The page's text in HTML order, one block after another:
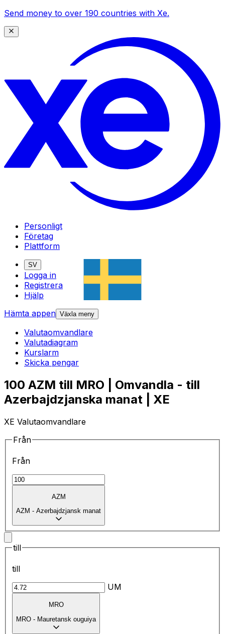
Send money to over 190 countries with Xe.
Personligt
Företag
Plattform
SV
Logga in
Registrera
Hjälp
Hämta appen Växla meny
Valutaomvandlare
Valutadiagram
Kurslarm
Skicka pengar
100 AZM till MRO | Omvandla - till
Azerbajdzjanska manat | XE
XE Valutaomvandlare
Från
Från
AZM
AZM - Azerbajdzjansk manat
till
till
UM
MRO
MRO - Mauretansk ouguiya